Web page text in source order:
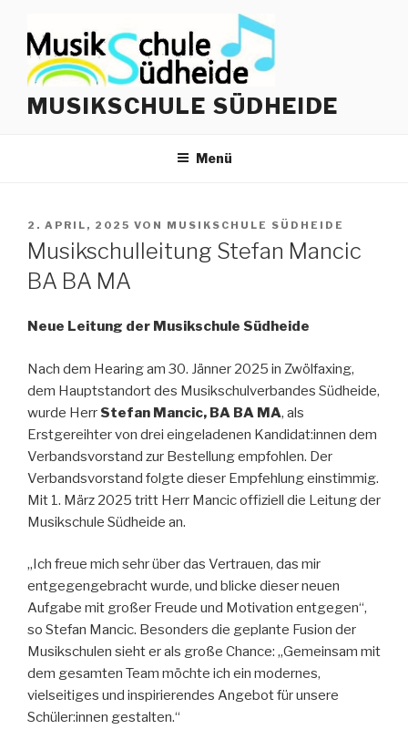
Inhalt
springen
MUSIKSCHULE SÜDHEIDE
Menü
VERÖFFENTLICHT
AM
2. APRIL, 2025 VON MUSIKSCHULE SÜDHEIDE
Musikschulleitung Stefan Mancic
BA BA MA
Neue Leitung der Musikschule Südheide
Nach dem Hearing am 30. Jänner 2025 in Zwölfaxing,
dem Hauptstandort des Musikschulverbandes Südheide,
wurde Herr Stefan Mancic, BA BA MA, als
Erstgereihter von drei eingeladenen Kandidat:innen dem
Verbandsvorstand zur Bestellung empfohlen. Der
Verbandsvorstand folgte dieser Empfehlung einstimmig.
Mit 1. März 2025 tritt Herr Mancic offiziell die Leitung der
Musikschule Südheide an.
„Ich freue mich sehr über das Vertrauen, das mir
entgegengebracht wurde, und blicke dieser neuen
Aufgabe mit großer Freude und Motivation entgegen“,
so Stefan Mancic. Besonders die geplante Fusion der
Musikschulen sieht er als große Chance: „Gemeinsam mit
dem gesamten Team möchte ich ein modernes,
vielseitiges und inspirierendes Angebot für unsere
Schüler:innen gestalten.“